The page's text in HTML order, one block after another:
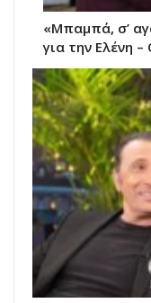
«Μπαμπά, σ’
για την Ελένη